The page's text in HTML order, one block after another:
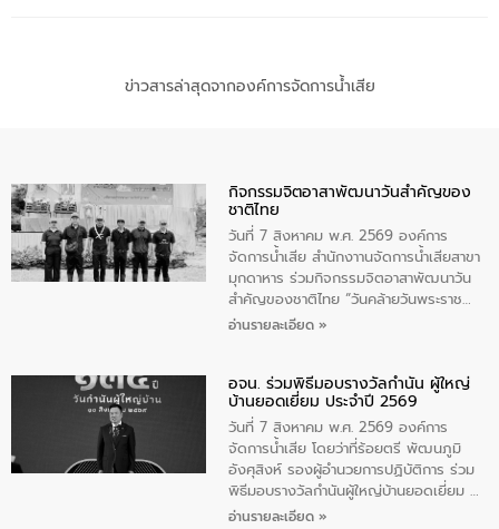
ข่าวสารล่าสุดจากองค์การจัดการน้ำเสีย
กิจกรรมจิตอาสาพัฒนาวันสําคัญของ
ชาติไทย
วันที่ 7 สิงหาคม พ.ศ. 2569 องค์การ
จัดการน้ำเสีย สำนักงาานจัดการน้ำเสียสาขา
มุกดาหาร ร่วมกิจกรรมจิตอาสาพัฒนาวัน
สําคัญของชาติไทย “วันคล้ายวันพระราช
สมภพ สมเด็จพระนางเจ้าสิริกิติ์พระบรม
ทิพย์คำ รองผู้ว่าราชการจังหวัดมุกดาหาร
เป็นประธานในพิธี ณ เรือนจําชั่วคราวนาโสก
ตําบลนาโสก อําเภอเมืองมุกดาหาร จังหวัด
มุกดาหาร โดยในกิจกรรมได้ร่วมปลูกป่า และ
ทําความสะอาดภายในบริเวณ จัดกิจกรรม
เพื่อถวายเป็นพระราชกุศล สมเด็จพระนาง
เจ้าสิริกิติ์พระบรมราชินีนาถ พระบรมราช
อ่านรายละเอียด »
อจน. ร่วมพิธีมอบรางวัลกำนัน ผู้ใหญ่
บ้านยอดเยี่ยม ประจำปี 2569
วันที่ 7 สิงหาคม พ.ศ. 2569 องค์การ
จัดการน้ำเสีย โดยว่าที่ร้อยตรี พัฒนภูมิ
อังศุสิงห์ รองผู้อำนวยการปฏิบัติการ ร่วม
พิธีมอบรางวัลกำนันผู้ใหญ่บ้านยอดเยี่ยม ณ
ทำเนียบรัฐบาล โดยมีนายอนุทิน ชาญวีรกูล
อ่านรายละเอียด »